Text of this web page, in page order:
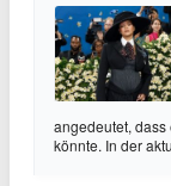
angedeutet,
könnte. In der